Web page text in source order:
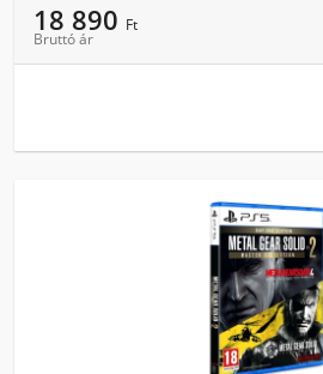
18 890 Ft
Bruttó ár